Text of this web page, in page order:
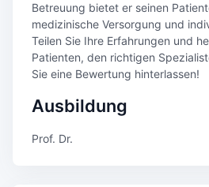
Betreuung bietet er seinen
medizinische Versorgung und
Teilen Sie Ihre Erfahrungen und
Patienten, den richtigen
Sie eine Bewertung hinterlassen!
Ausbildung
Prof. Dr.